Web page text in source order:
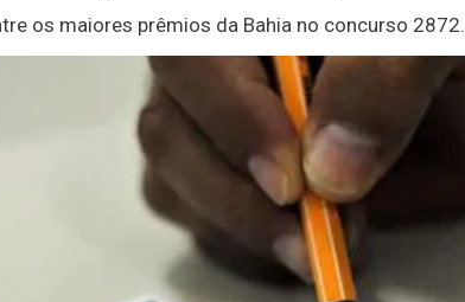
os maiores prêmios da Bahia no concurso 2872.